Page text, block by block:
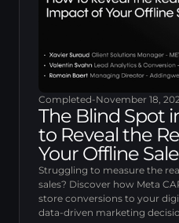
Completed-November 18,
The Blind Spot
to Reveal the
Your Offline
Struggling to measure the
sales? Discover how Meta
store conversions to your
data-driven marketing